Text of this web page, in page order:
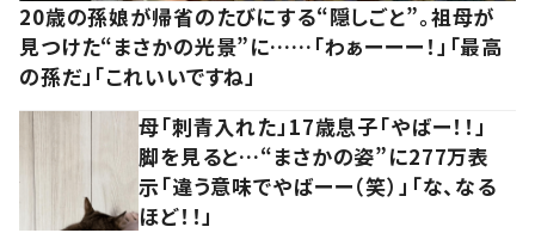
20歳の孫娘が帰省のたびにする“隠しごと”。祖母が
見つけた“まさかの光景”に……「わぁーーー！」「最高
の孫だ」「これいいですね」
母「刺青入れた」17歳息子「やばー！！」
脚を見ると…“まさかの姿”に277万表
示「違う意味でやばーー（笑）」「な、なる
ほど！！」